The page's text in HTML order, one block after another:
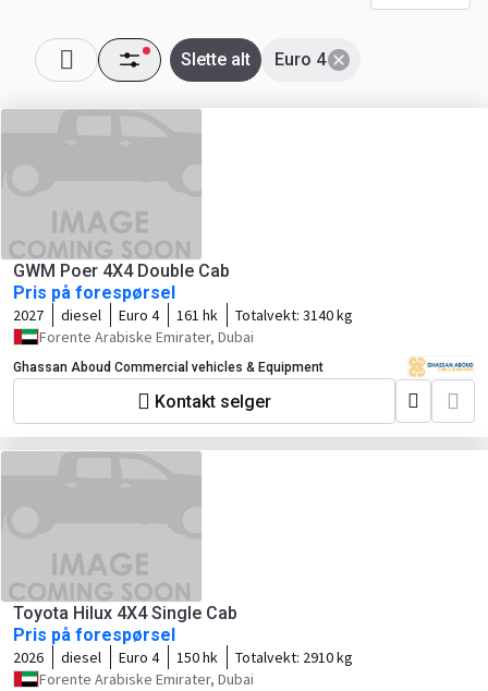
Euro 4
Slette alt
GWM Poer 4X4 Double Cab
Pris på forespørsel
2027 diesel Euro 4 161 hk Totalvekt: 3140 kg
Forente Arabiske Emirater, Dubai
Ghassan Aboud Commercial vehicles & Equipment
Kontakt selger
Toyota Hilux 4X4 Single Cab
Pris på forespørsel
2026 diesel Euro 4 150 hk Totalvekt: 2910 kg
Forente Arabiske Emirater, Dubai